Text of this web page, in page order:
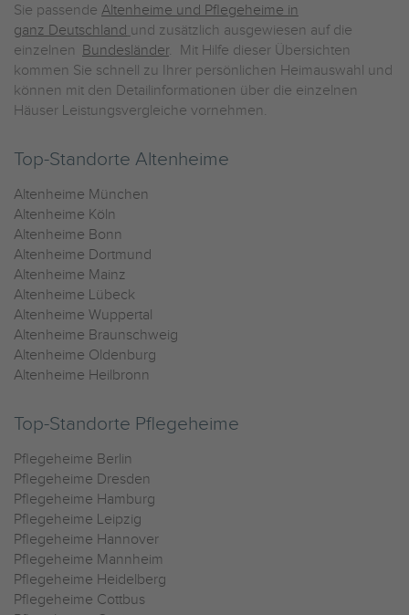
Sie passende Altenheime und Pflegeheime in
ganz Deutschland und zusätzlich ausgewiesen auf die
einzelnen Bundesländer. Mit Hilfe dieser Übersichten
kommen Sie schnell zu Ihrer persönlichen Heimauswahl und
können mit den Detailinformationen über die einzelnen
Häuser Leistungsvergleiche vornehmen.
Top-Standorte Altenheime
Altenheime München
Altenheime Köln
Altenheime Bonn
Altenheime Dortmund
Altenheime Mainz
Altenheime Lübeck
Altenheime Wuppertal
Altenheime Braunschweig
Altenheime Oldenburg
Altenheime Heilbronn
Top-Standorte Pflegeheime
Pflegeheime Berlin
Pflegeheime Dresden
Pflegeheime Hamburg
Pflegeheime Leipzig
Pflegeheime Hannover
Pflegeheime Mannheim
Pflegeheime Heidelberg
Pflegeheime Cottbus